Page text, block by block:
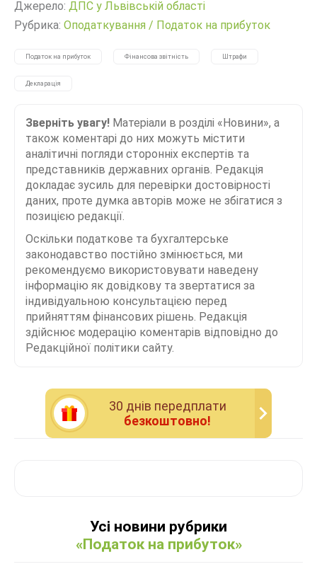
Джерело: ДПС у Львівській області
Рубрика: Оподаткування / Податок на прибуток
Податок на прибуток Фінансова звітність Штрафи
Декларація
Зверніть увагу! Матеріали в розділі «Новини», а
також коментарі до них можуть містити
аналітичні погляди сторонніх експертів та
представників державних органів. Редакція
докладає зусиль для перевірки достовірності
даних, проте думка авторів може не збігатися з
позицією редакції.
Оскільки податкове та бухгалтерське
законодавство постійно змінюється, ми
рекомендуємо використовувати наведену
інформацію як довідкову та звертатися за
індивідуальною консультацією перед
прийняттям фінансових рішень. Редакція
здійснює модерацію коментарів відповідно до
Редакційної політики сайту.
30 днiв передплати
безкоштовно!
Усі новини рубрики
«Податок на прибуток»